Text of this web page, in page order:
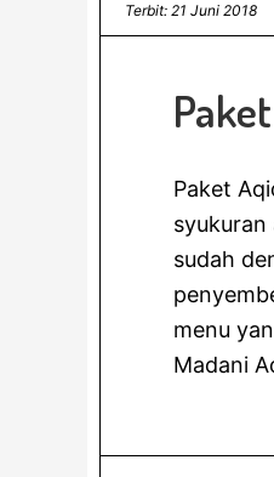
Terbit: 21 Juni 2018
Paket
syukuran
sudah
menu
Madani